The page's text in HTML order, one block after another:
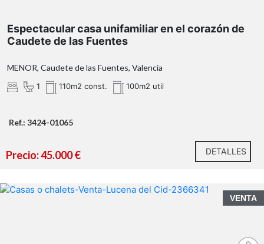
Espectacular casa unifamiliar en el corazón de
Caudete de las Fuentes
MENOR, Caudete de las Fuentes, Valencia
1 110m2 const. 100m2 util
Ref.: 3424-01065
Precio: 45.000 € DETALLES
VENTA